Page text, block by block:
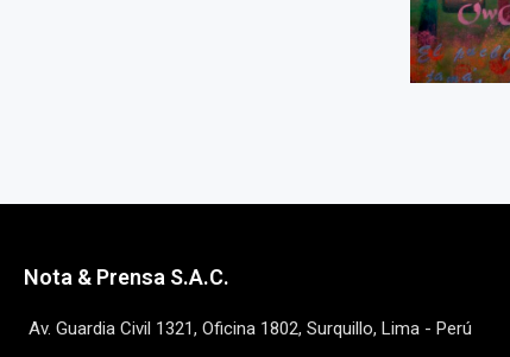
Nota & Prensa S.A.C.
Av. Guardia Civil 1321, Oficina 1802, Surquillo, Lima - Perú